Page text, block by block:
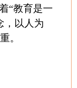
“教育是一
，以人为
。